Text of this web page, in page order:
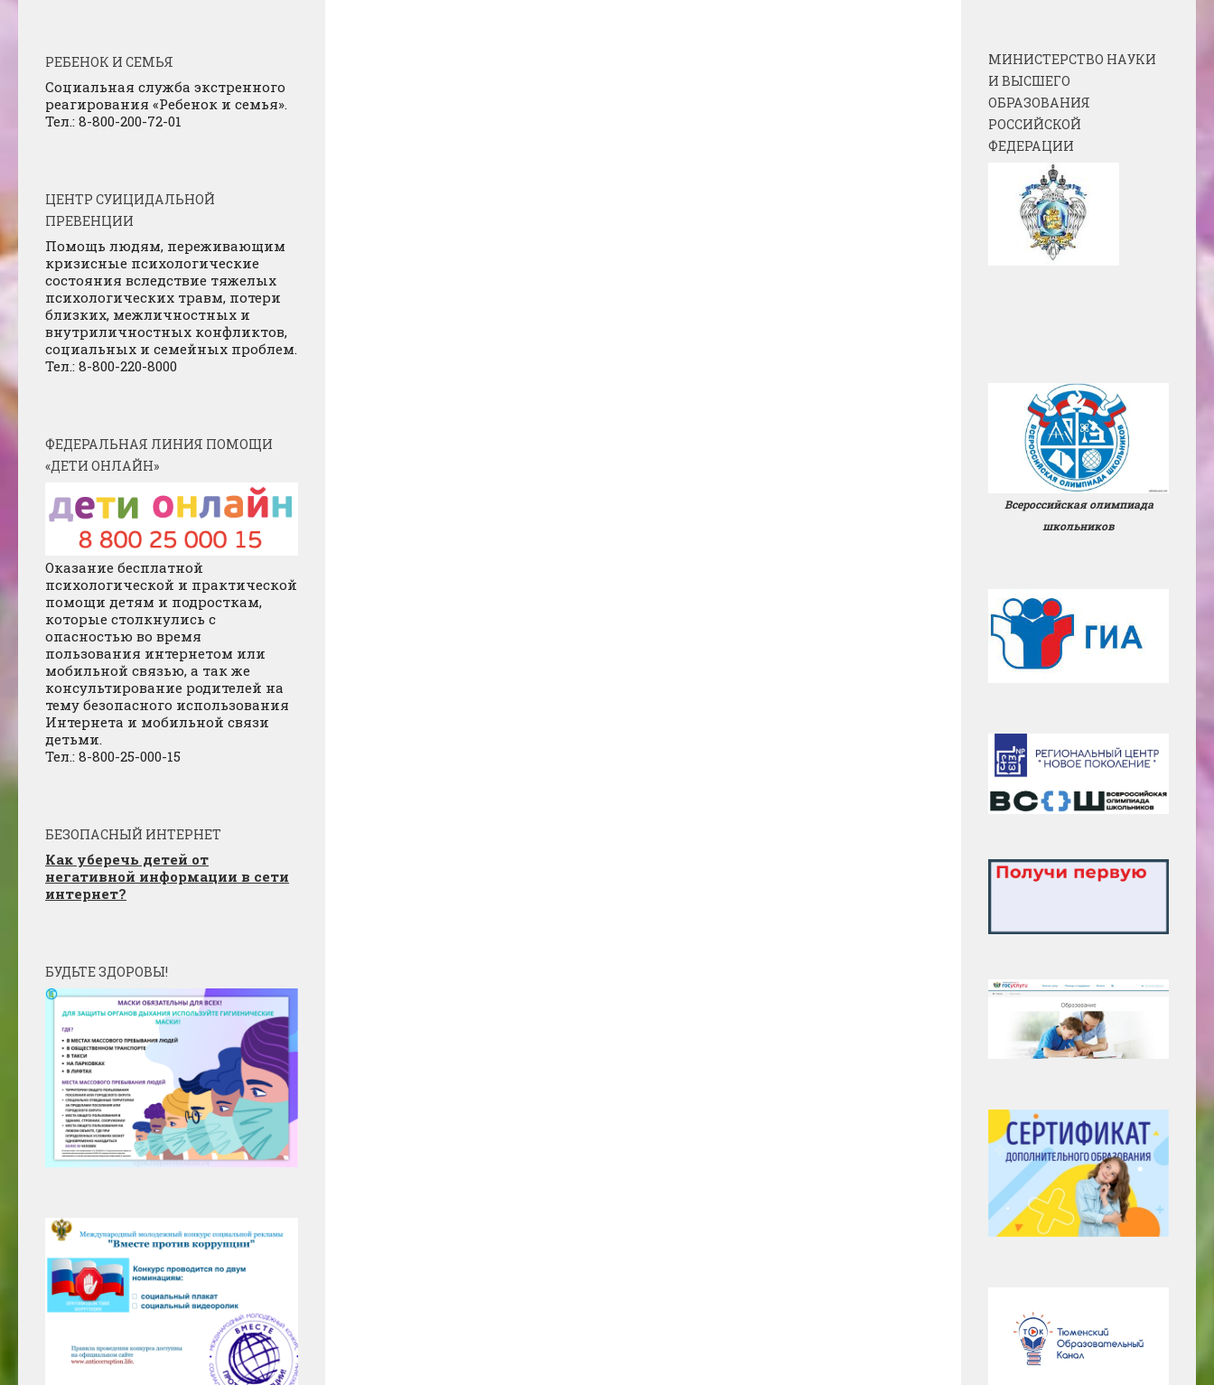
РЕБЕНОК И СЕМЬЯ
Социальная служба экстренного
реагирования «Ребенок и семья».
Тел.: 8-800-200-72-01
ЦЕНТР СУИЦИДАЛЬНОЙ
ПРЕВЕНЦИИ
Помощь людям, переживающим
кризисные психологические
состояния вследствие тяжелых
психологических травм, потери
близких, межличностных и
внутриличностных конфликтов,
социальных и семейных проблем.
Тел.: 8-800-220-8000
ФЕДЕРАЛЬНАЯ ЛИНИЯ ПОМОЩИ
«ДЕТИ ОНЛАЙН»
Оказание бесплатной
психологической и практической
помощи детям и подросткам,
которые столкнулись с
опасностью во время
пользования интернетом или
мобильной связью, а так же
консультирование родителей на
тему безопасного использования
Интернета и мобильной связи
детьми.
Тел.: 8-800-25-000-15
БЕЗОПАСНЫЙ ИНТЕРНЕТ
Как уберечь детей от
негативной информации в сети
интернет?
БУДЬТЕ ЗДОРОВЫ!
МИНИСТЕРСТВО НАУКИ
И ВЫСШЕГО
ОБРАЗОВАНИЯ
РОССИЙСКОЙ
ФЕДЕРАЦИИ
Всероссийская олимпиада
школьников